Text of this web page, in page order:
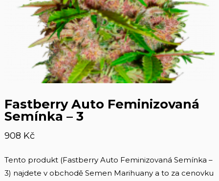
Fastberry Auto Feminizovaná
Semínka – 3
908 Kč
Tento produkt (Fastberry Auto Feminizovaná Semínka –
3) najdete v obchodě Semen Marihuany a to za cenovku